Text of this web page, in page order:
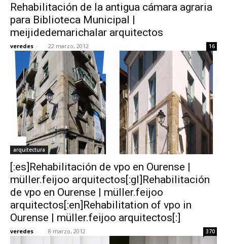
Rehabilitación de la antigua cámara agraria
para Biblioteca Municipal |
meijidedemarichalar arquitectos
veredes - 22 marzo, 2012 16
arquitectura
[:es]Rehabilitación de vpo en Ourense |
müller.feijoo arquitectos[:gl]Rehabilitación
de vpo en Ourense | müller.feijoo
arquitectos[:en]Rehabilitation of vpo in
Ourense | müller.feijoo arquitectos[:]
veredes - 8 marzo, 2012 370